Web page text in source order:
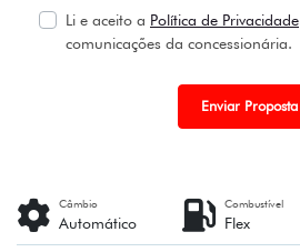
Li e aceito a Política de Privacidade
comunicações da concessionária.
Enviar Proposta
Câmbio
Automático
Combustível
Flex